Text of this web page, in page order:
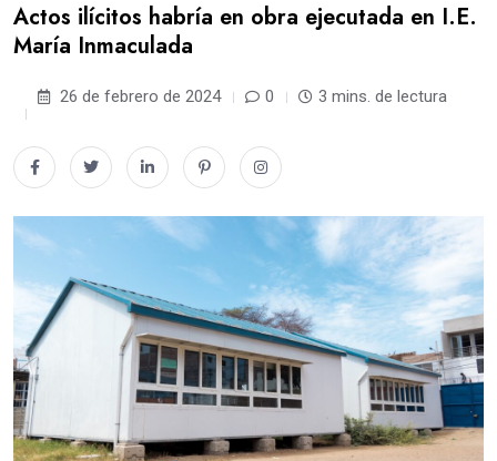
Actos ilícitos habría en obra ejecutada en I.E.
María Inmaculada
26 de febrero de 2024 0 3 mins. de lectura